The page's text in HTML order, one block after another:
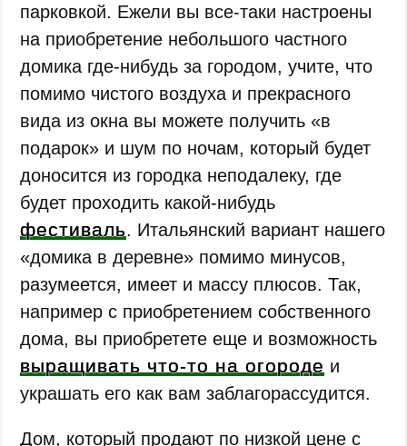
парковкой. Ежели вы все-таки настроены
на приобретение небольшого частного
домика где-нибудь за городом, учите, что
помимо чистого воздуха и прекрасного
вида из окна вы можете получить «в
подарок» и шум по ночам, который будет
доносится из городка неподалеку, где
будет проходить какой-нибудь
фестиваль. Итальянский вариант нашего
«домика в деревне» помимо минусов,
разумеется, имеет и массу плюсов. Так,
например с приобретением собственного
дома, вы приобретете еще и возможность
выращивать что-то на огороде и
украшать его как вам заблагорассудится.
Дом, который продают по низкой цене с